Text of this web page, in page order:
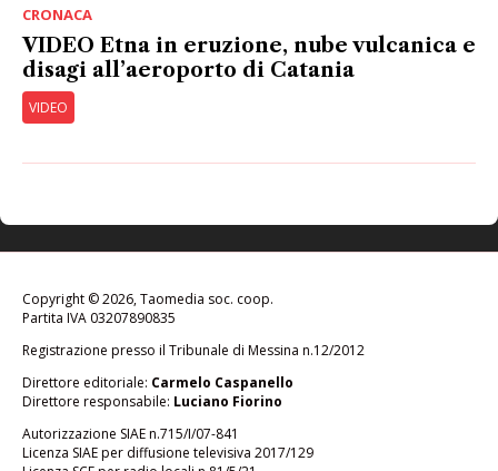
CRONACA
VIDEO Etna in eruzione, nube vulcanica e
disagi all’aeroporto di Catania
VIDEO
Copyright © 2026, Taomedia soc. coop.
Partita IVA 03207890835
Registrazione presso il Tribunale di Messina n.12/2012
Direttore editoriale: Carmelo Caspanello
Direttore responsabile: Luciano Fiorino
Autorizzazione SIAE n.715/I/07-841
Licenza SIAE per diffusione televisiva 2017/129